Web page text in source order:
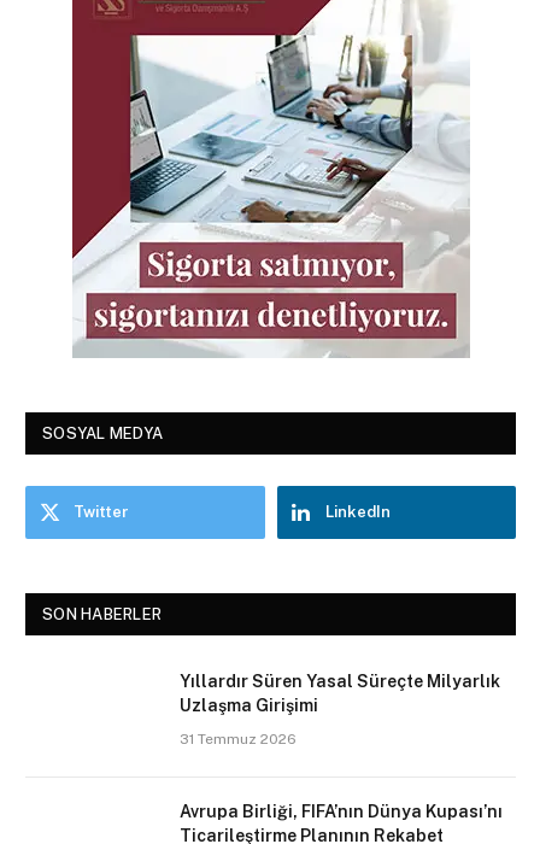
SOSYAL MEDYA
Twitter LinkedIn
SON HABERLER
Yıllardır Süren Yasal Süreçte Milyarlık
Uzlaşma Girişimi
31 Temmuz 2026
Avrupa Birliği, FIFA’nın Dünya Kupası’nı
Ticarileştirme Planının Rekabet